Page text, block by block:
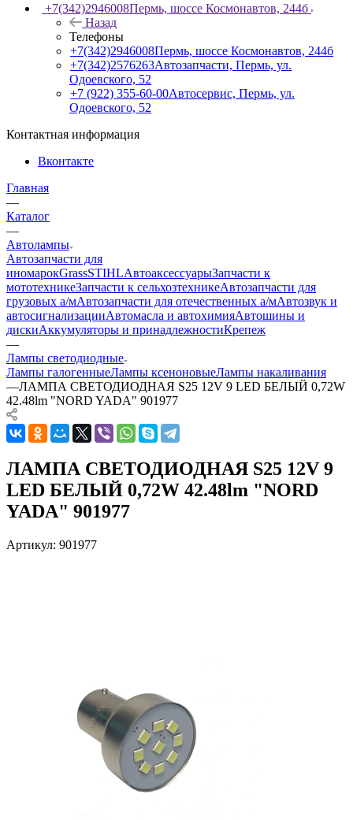
+7(342)2946008Пермь, шоссе Космонавтов, 244б
Назад
Телефоны
+7(342)2946008Пермь, шоссе Космонавтов, 244б
+7(342)2576263Автозапчасти, Пермь, ул.
Одоевского, 52
+7 (922) 355-60-00Автосервис, Пермь, ул.
Одоевского, 52
Контактная информация
Вконтакте
Главная
—
Каталог
—
Автолампы
Автозапчасти для
иномарокGrassSTIHLАвтоаксессуарыЗапчасти к
мототехникеЗапчасти к сельхозтехникеАвтозапчасти для
грузовых а/мАвтозапчасти для отечественных а/мАвтозвук и
автосигнализацииАвтомасла и автохимияАвтошины и
дискиАккумуляторы и принадлежностиКрепеж
—
Лампы светодиодные
Лампы галогенныеЛампы ксеноновыеЛампы накаливания
—ЛАМПА СВЕТОДИОДНАЯ S25 12V 9 LED БЕЛЫЙ 0,72W
42.48lm "NORD YADA" 901977
ЛАМПА СВЕТОДИОДНАЯ S25 12V 9
LED БЕЛЫЙ 0,72W 42.48lm "NORD
YADA" 901977
Артикул: 901977